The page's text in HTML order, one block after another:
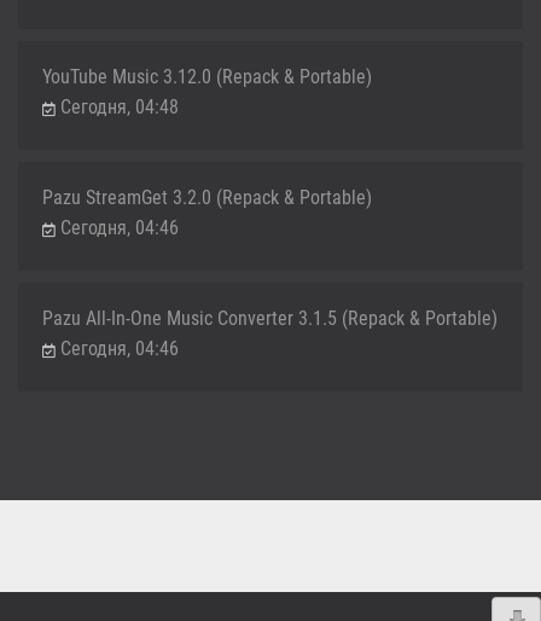
YouTube Music 3.12.0 (Repack & Portable)
Сегодня, 04:48
Pazu StreamGet 3.2.0 (Repack & Portable)
Сегодня, 04:46
Pazu All-In-One Music Converter 3.1.5 (Repack & Portable)
Сегодня, 04:46